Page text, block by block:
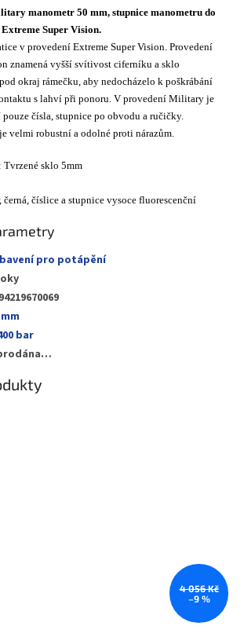
manometr 50 mm, stupnice manometru do
Super Vision.
v provedení Extreme Super Vision. Provedení
znamená vyšší svítivost ciferníku a sklo
okraj rámečku, aby nedocházelo k poškrábání
s lahví při ponoru. V provedení Military je
čísla, stupnice po obvodu a ručičky.
velmi robustní a odolné proti nárazům.
sklo 5mm
černá, číslice a stupnice vysoce fluorescenční
pro potápění
bar
4 056 Kč
–9 %